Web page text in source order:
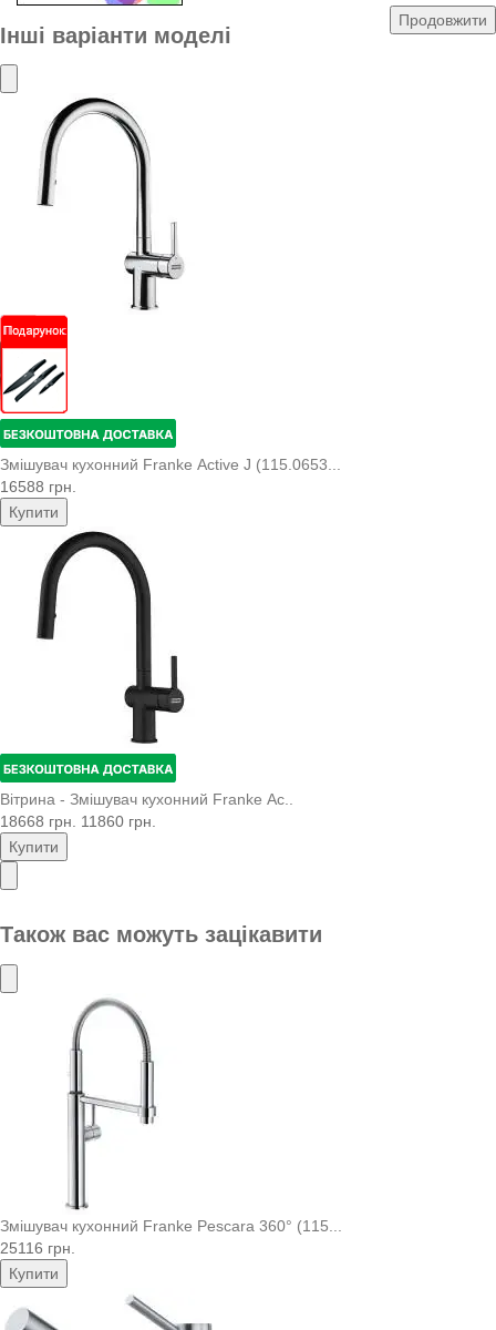
Продовжити
Інші варіанти моделі
Змішувач кухонний Franke Active J (115.0653...
16588 грн.
Купити
Вітрина - Змішувач кухонний Franke Ac..
18668 грн. 11860 грн.
Купити
Також вас можуть зацікавити
Змішувач кухонний Franke Pescara 360° (115...
25116 грн.
Купити